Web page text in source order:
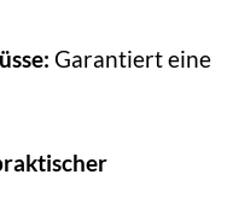
Garantiert eine